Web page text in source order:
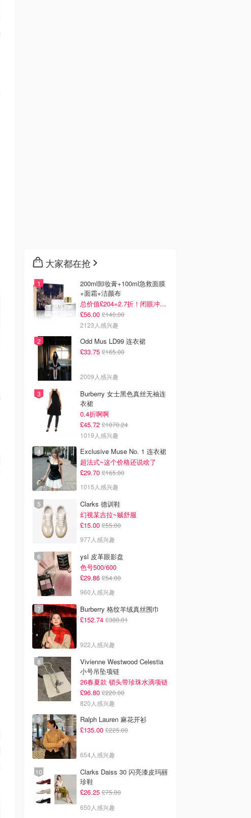
大家都在抢
200ml卸妆膏+100ml急救面膜
+面霜+洁颜布
总价值£204=2.7折！闭眼冲这套！
£56.00 £140.00
2123人感兴趣
Odd Mus LD99 连衣裙
£33.75 £165.00
2009人感兴趣
Burberry 女士黑色真丝无袖连
衣裙
0.4折啊啊
£45.72 £1070.24
1019人感兴趣
Exclusive Muse No. 1 连衣裙
超法式~这个价格还说啥了
£29.70 £165.00
1015人感兴趣
Clarks 德训鞋
幻视某吉拉~贼舒服
£15.00 £55.00
977人感兴趣
ysl 皮革眼影盘
色号500/600
£29.86 £54.00
960人感兴趣
Burberry 格纹羊绒真丝围巾
£152.74 £380.01
922人感兴趣
Vivienne Westwood Celestia
小号吊坠项链
26春夏款 锁头带珍珠水滴项链
£96.80 £220.00
820人感兴趣
Ralph Lauren 麻花开衫
£135.00 £225.00
654人感兴趣
Clarks Daiss 30 闪亮漆皮玛丽
珍鞋
£26.25 £75.00
650人感兴趣